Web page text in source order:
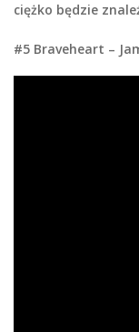
ciężko będzie
#5 Braveheart –